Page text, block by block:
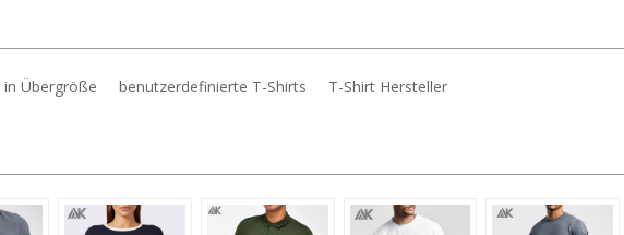
Übergröße benutzerdefinierte T-Shirts T-Shirt Hersteller